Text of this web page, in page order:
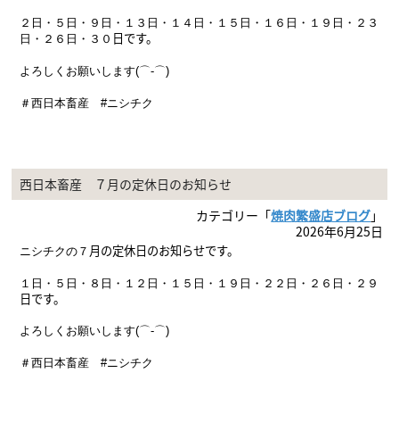
２日・５日・９ 日・１３日・１４日・１５日・１６日・１９ 日・２３
日・２６日・３０ 日です。
よろしくお願いします(⌒-⌒)
＃西日本畜産 #ニシチク
西日本畜産 ７月の定休日のお知らせ
カテゴリー「焼肉繁盛店ブログ」
2026年6月25日
ニシチクの７ 月の定休日のお知らせです。
１日・５日・８ 日・１２日・１５日・１９ 日・２２日・２６日・２９
日です。
よろしくお願いします(⌒-⌒)
＃西日本畜産 #ニシチク